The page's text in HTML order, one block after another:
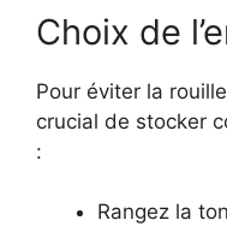
Choix de
Pour éviter la
crucial de stocker
:
Rangez la